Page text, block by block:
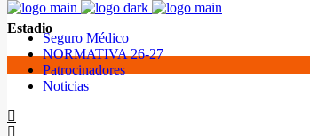
Seguro Médico
NORMATIVA 26-27
Patrocinadores
Noticias
Estadio